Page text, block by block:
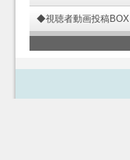
◆視聴者動画投稿BOX